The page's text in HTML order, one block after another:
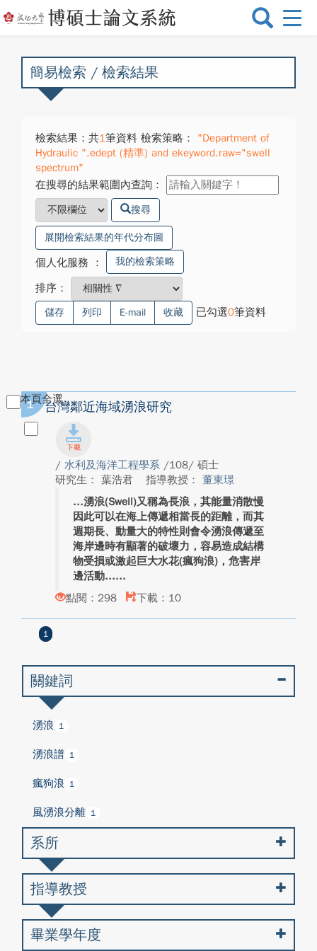
選
換
簡易檢索 / 檢索結果
檢索結果：共1筆資料 檢索策略：
"Department of
Hydraulic ".edept (精準) and ekeyword.raw="swell
spectrum"
在搜尋的結果範圍內查詢：
搜尋
展開檢索結果的年代分布圖
個人化服務 ： 我的檢索策略
排序：
儲存 列印 E-mail 收藏 已勾選0筆資料
本頁全選
1 台灣鄰近海域湧浪研究
/ 水利及海洋工程學系 /108/ 碩士
研究生： 葉浩君
指導教授： 董東璟
湧浪(Swell)又稱為長浪，其能量消散慢
因此可以在海上傳遞相當長的距離，而其
週期長、動量大的特性則會令湧浪傳遞至
海岸邊時有顯著的破壞力，容易造成結構
物受損或激起巨大水花(瘋狗浪)，危害岸
邊活動...
點閱：298
下載：10
1
關鍵詞
湧浪 1
湧浪譜 1
瘋狗浪 1
風湧浪分離 1
系所
指導教授
畢業學年度